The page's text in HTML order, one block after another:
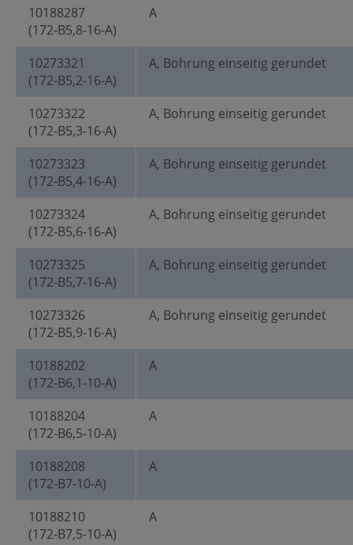
10188287
(172-B5,8-16-A)
A
10273321
(172-B5,2-16-A)
A, Bohrung einseitig gerundet
10273322
(172-B5,3-16-A)
A, Bohrung einseitig gerundet
10273323
(172-B5,4-16-A)
A, Bohrung einseitig gerundet
10273324
(172-B5,6-16-A)
A, Bohrung einseitig gerundet
10273325
(172-B5,7-16-A)
A, Bohrung einseitig gerundet
10273326
(172-B5,9-16-A)
A, Bohrung einseitig gerundet
10188202
(172-B6,1-10-A)
A
10188204
(172-B6,5-10-A)
A
10188208
(172-B7-10-A)
A
10188210
(172-B7,5-10-A)
A